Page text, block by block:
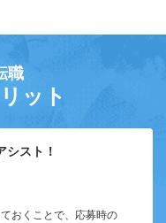
職
ット
シスト！
おくことで、応募時の